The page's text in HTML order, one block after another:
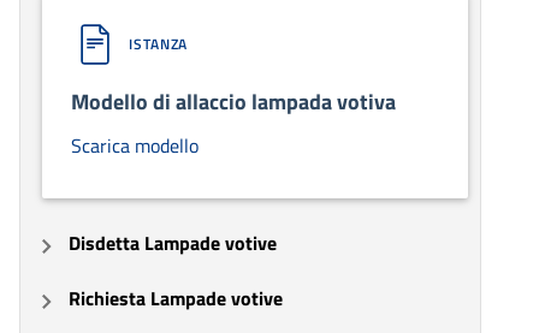
ISTANZA
Modello di allaccio lampada votiva
Scarica modello
Disdetta Lampade votive
Richiesta Lampade votive